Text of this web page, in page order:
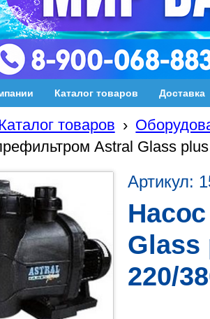
Каталог товаров Доставка
товаров ›
Astral Glass
Артикул:
Glass
220/